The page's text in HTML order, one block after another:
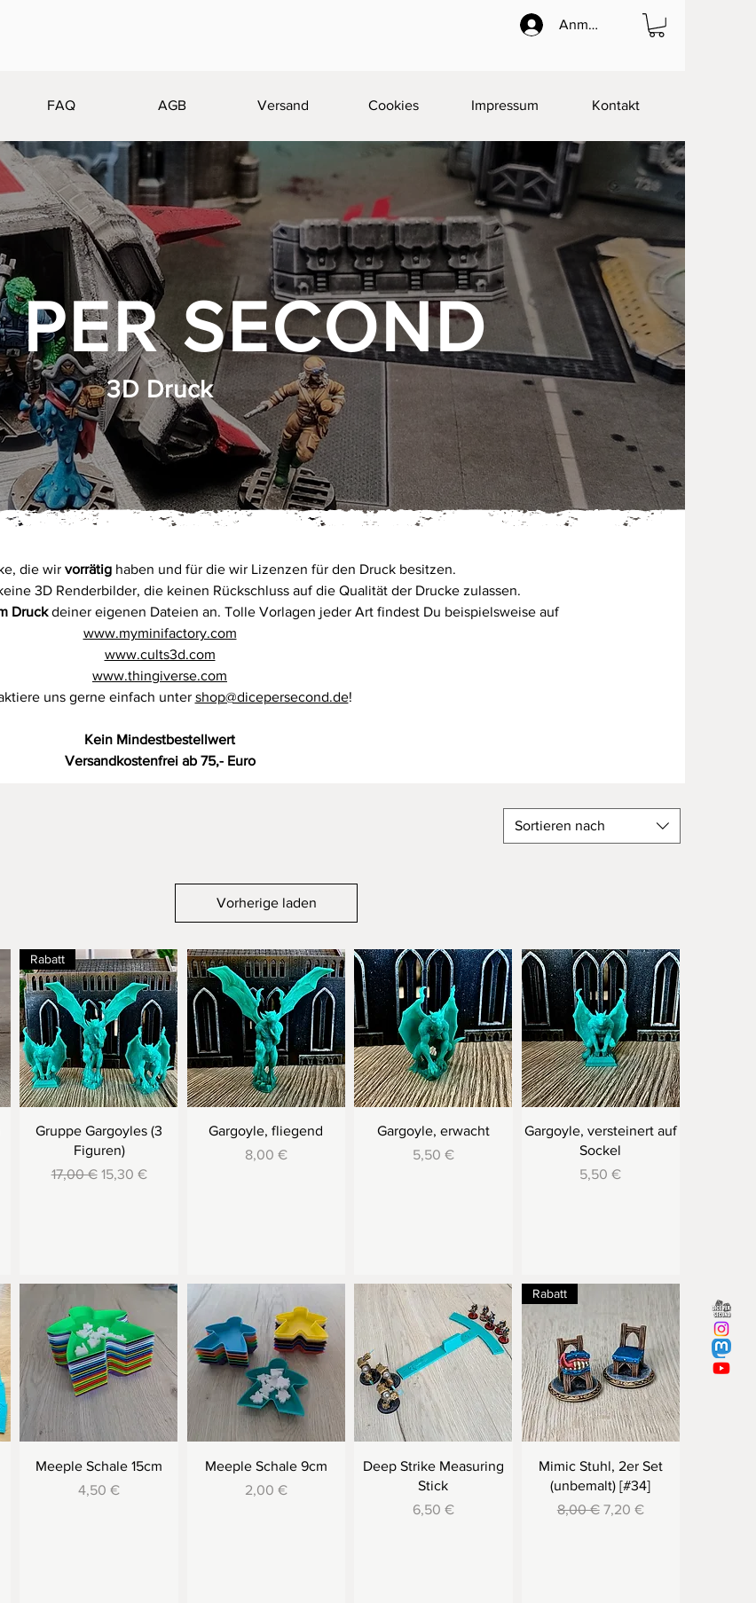
Anmelden
FAQ AGB Versand Cookies Impressum Kontakt
PER SECOND
3D Druck
die wir vorrätig haben und für die wir Lizenzen für den Druck besitzen.
3D Renderbilder, die keinen Rückschluss auf die Qualität der Drucke zulassen.
Druckdeiner eigenen Dateien an. Tolle Vorlagen jeder Art findest Du beispielsweise auf
www.myminifactory.com
www.cults3d.com
www.thingiverse.com
uns gerne einfach unter shop@dicepersecond.de!
Kein Mindestbestellwert
Versandkostenfrei ab 75,- Euro
Sortieren nach
Vorherige laden
Rabatt
Gruppe Gargoyles (3
Figuren)
Standardpreis
17,00 € Sale-Preis
15,30 €
Gargoyle, fliegend
Preis
8,00 €
Gargoyle, erwacht
Preis
5,50 €
Gargoyle, versteinert auf
Sockel
Preis
5,50 €
Meeple Schale 15cm
Preis
4,50 €
Meeple Schale 9cm
Preis
2,00 €
Deep Strike Measuring
Stick
Preis
6,50 €
Rabatt
Mimic Stuhl, 2er Set
(unbemalt) [#34]
Standardpreis
8,00 € Sale-Preis
7,20 €